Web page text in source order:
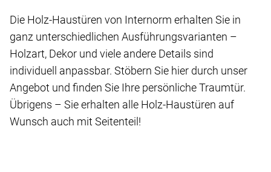
Die Holz-Haustüren von Internorm erhalten Sie in
ganz unterschiedlichen Ausführungsvarianten –
Holzart, Dekor und viele andere Details sind
individuell anpassbar. Stöbern Sie hier durch unser
Angebot und finden Sie Ihre persönliche Traumtür.
Übrigens – Sie erhalten alle Holz-Haustüren auf
Wunsch auch mit Seitenteil!